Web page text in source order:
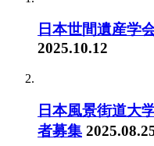
日本世間遺産学
2025.10.12
日本風景街道大
者募集